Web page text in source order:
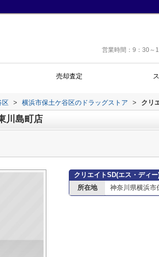
営業時間：9：30～
売却査定
区 > 横浜市保土ケ谷区のドラッグストア > クリ
川島町店
クリエイトSD(エス・ディ
所在地
神奈川県横浜市